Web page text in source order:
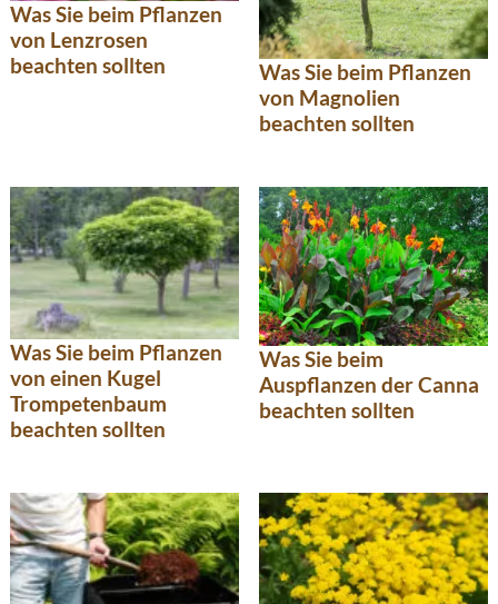
Was Sie beim Pflanzen
von Lenzrosen
beachten sollten
Was Sie beim Pflanzen
von Magnolien
beachten sollten
Was Sie beim Pflanzen
von einen Kugel
Trompetenbaum
beachten sollten
Was Sie beim
Auspflanzen der Canna
beachten sollten